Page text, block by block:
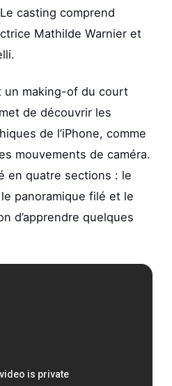
casting comprend
Mathilde Warnier et
un making-of du court
de découvrir les
de l’iPhone, comme
mouvements de caméra.
en quatre sections : le
panoramique filé et le
d’apprendre quelques